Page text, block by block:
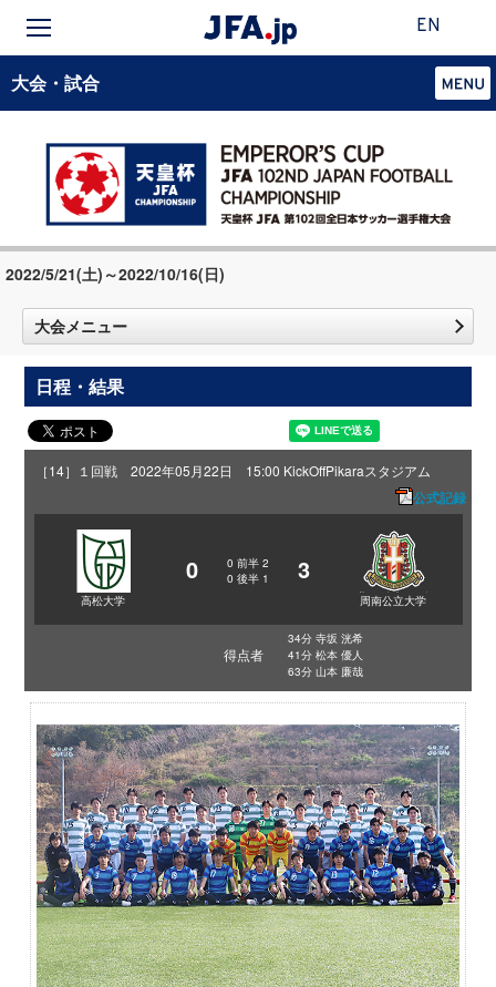
EN
大会・試合
2022/5/21(土)～2022/10/16(日)
大会メニュー
日程・結果
［14］１回戦 2022年05月22日 15:00 KickOffPikaraスタジアム
公式記録
高松大学
0 0 前半 2
0 後半 1 3
周南公立大学
得点者
34分 寺坂 洸希
41分 松本 優人
63分 山本 廉哉